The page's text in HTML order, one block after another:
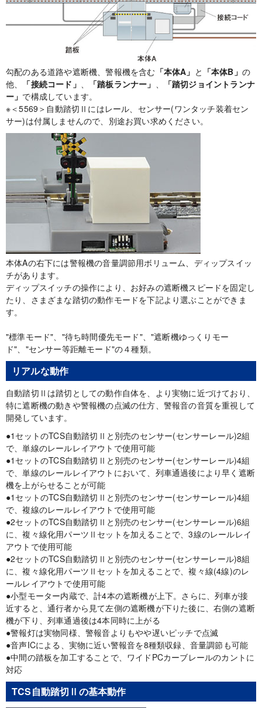
勾配のある道路や遮断機、警報機を含む 「本体A」 と 「本体B」 の
他、
「接続コード」 「踏板ランナー」
「踏切ジョイントランナ
ー」 で構成しています。
※＜5569＞自動踏切Ⅱにはレール、センサー(ワンタッチ装着セン
サー)は付属しませんので、別途お買い求めください。
本体Aの右下には警報機の音量調節用ボリューム、ディップスイッ
チがあります。
ディップスイッチの操作により、お好みの遮断機スピードを固定し
たり、さまざまな踏切の動作モードを下記より選ぶことができま
す。
"標準モード"、"待ち時間優先モード"、"遮断機ゆっくりモー
ド"、"センサー等距離モード"の４種類。
リアルな動作
自動踏切Ⅱは踏切としての動作自体を、より実物に近づけており、
特に遮断機の動きや警報機の点滅の仕方、警報音の音質を重視して
開発しています。
●1セットのTCS自動踏切Ⅱと別売のセンサー(センサーレール)2組
で、単線のレールレイアウトで使用可能
●1セットのTCS自動踏切Ⅱと別売のセンサー(センサーレール)4組
で、単線のレールレイアウトにおいて、列車通過後により早く遮断
機を上がらせることが可能
●1セットのTCS自動踏切Ⅱと別売のセンサー(センサーレール)4組
で、複線のレールレイアウトで使用可能
●2セットのTCS自動踏切Ⅱと別売のセンサー(センサーレール)6組
に、複々線化用パーツⅡセットを加えることで、3線のレールレイ
アウトで使用可能
●2セットのTCS自動踏切Ⅱと別売のセンサー(センサーレール)8組
に、複々線化用パーツⅡセットを加えることで、複々線(4線)のレ
ールレイアウトで使用可能
●小型モーター内蔵で、計4本の遮断機が上下。さらに、列車が接
近すると、通行者から見て左側の遮断機が下りた後に、右側の遮断
機が下り、列車通過後は4本同時に上がる
●警報灯は実物同様、警報音よりもやや遅いピッチで点滅
●音声ICによる、実物に近い警報音を8種類収録、音量調節も可能
●中間の踏板を加工することで、ワイドPCカーブレールのカントに
対応
TCS自動踏切Ⅱの基本動作